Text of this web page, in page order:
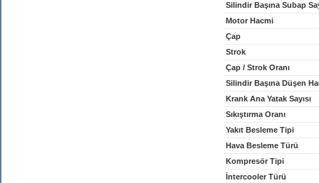
Silindir Başına Subap
Motor Hacmi
Çap
Strok
Çap / Strok Oranı
Silindir Başına Düşen
Krank Ana Yatak Sayısı
Sıkıştırma Oranı
Yakıt Besleme Tipi
Hava Besleme Türü
Kompresör Tipi
İntercooler Türü